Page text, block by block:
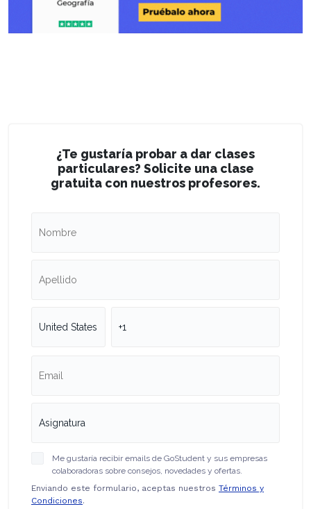
¿Te gustaría probar a dar clases
particulares? Solicite una clase
gratuita con nuestros profesores.
Me gustaría recibir emails de GoStudent y sus empresas
colaboradoras sobre consejos, novedades y ofertas.
Enviando este formulario, aceptas nuestros Términos y
Condiciones.